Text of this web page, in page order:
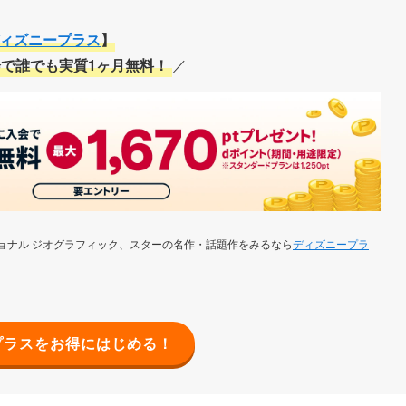
ズニープラス】
誰でも実質1ヶ月無料！／
ル ジオグラフィック、スターの名作・話題作をみるならディズニープラ
スをお得にはじめる！